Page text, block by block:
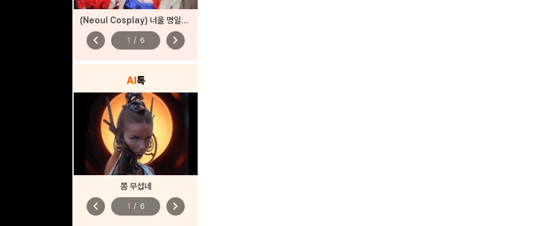
(Neoul Cosplay) 너울 명일방주
chevron_left 1 / 6 chevron_right
AI톡
쫌 무섭네
chevron_left 1 / 6 chevron_right